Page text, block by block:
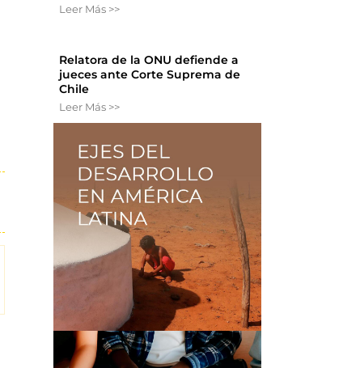
Leer Más >>
Relatora de la ONU defiende a
jueces ante Corte Suprema de
Chile
Leer Más >>